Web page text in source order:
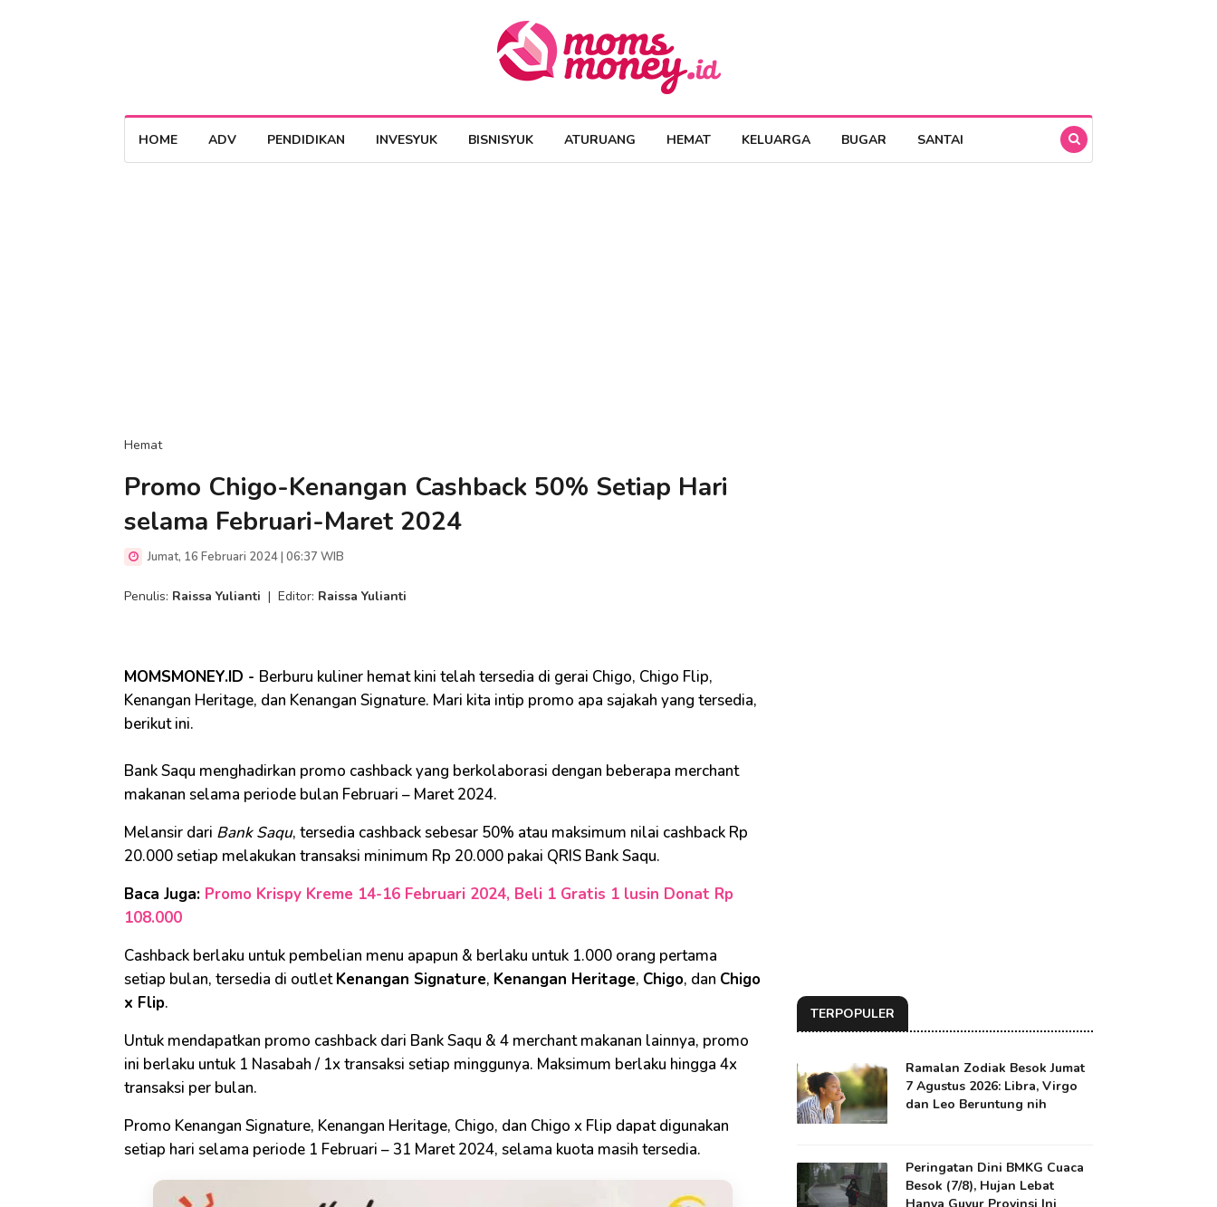
HOME ADV PENDIDIKAN INVESYUK BISNISYUK ATURUANG HEMAT KELUARGA BUGAR SANTAI
Hemat
Promo Chigo-Kenangan Cashback 50% Setiap Hari
selama Februari-Maret 2024
Jumat, 16 Februari 2024 | 06:37 WIB
Penulis: Raissa Yulianti | Editor: Raissa Yulianti
MOMSMONEY.ID - Berburu kuliner hemat kini telah tersedia di gerai Chigo, Chigo Flip,
Kenangan Heritage, dan Kenangan Signature. Mari kita intip promo apa sajakah yang tersedia,
berikut ini.
Bank Saqu menghadirkan promo cashback yang berkolaborasi dengan beberapa merchant
makanan selama periode bulan Februari – Maret 2024.
Melansir dari Bank Saqu, tersedia cashback sebesar 50% atau maksimum nilai cashback Rp
20.000 setiap melakukan transaksi minimum Rp 20.000 pakai QRIS Bank Saqu.
Baca Juga: Promo Krispy Kreme 14-16 Februari 2024, Beli 1 Gratis 1 lusin Donat Rp
108.000
Cashback berlaku untuk pembelian menu apapun & berlaku untuk 1.000 orang pertama
setiap bulan, tersedia di outletKenangan Signature, Kenangan Heritage, Chigo, dan Chigo
x Flip.
Untuk mendapatkan promo cashback dari Bank Saqu & 4 merchant makanan lainnya, promo
ini berlaku untuk 1 Nasabah / 1x transaksi setiap minggunya. Maksimum berlaku hingga 4x
transaksi per bulan.
Promo Kenangan Signature, Kenangan Heritage, Chigo, dan Chigo x Flip dapat digunakan
setiap hari selama periode 1 Februari – 31 Maret 2024, selama kuota masih tersedia.
TERPOPULER
Ramalan Zodiak Besok Jumat
7 Agustus 2026: Libra, Virgo
dan Leo Beruntung nih
Peringatan Dini BMKG Cuaca
Besok (7/8), Hujan Lebat